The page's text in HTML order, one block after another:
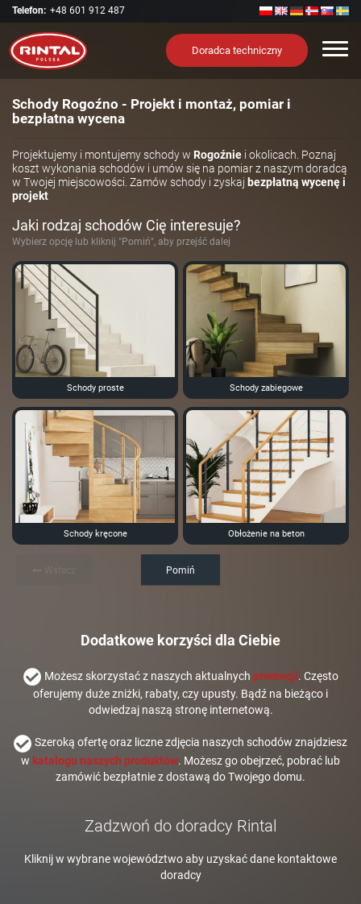
Telefon: +48 601 912 487
Doradca techniczny
Schody Rogoźno - Projekt i montaż, pomiar i
bezpłatna wycena
Projektujemy i montujemy schody w Rogoźnie i okolicach. Poznaj
koszt wykonania schodów i umów się na pomiar z naszym doradcą
w Twojej miejscowości. Zamów schody i zyskaj bezpłatną wycenę i
projekt
Jaki rodzaj schodów Cię interesuje?
Wybierz opcję lub kliknij "Pomiń", aby przejść dalej
Schody proste Schody zabiegowe
Schody kręcone Obłożenie na beton
Pomiń
Dodatkowe korzyści dla Ciebie
Możesz skorzystać z naszych aktualnych promocji. Często
oferujemy duże zniżki, rabaty, czy upusty. Bądź na bieżąco i
odwiedzaj naszą stronę internetową.
Szeroką ofertę oraz liczne zdjęcia naszych schodów znajdziesz
w katalogu naszych produktów. Możesz go obejrzeć, pobrać lub
zamówić bezpłatnie z dostawą do Twojego domu.
Zadzwoń do doradcy Rintal
Kliknij w wybrane województwo aby uzyskać dane kontaktowe
doradcy